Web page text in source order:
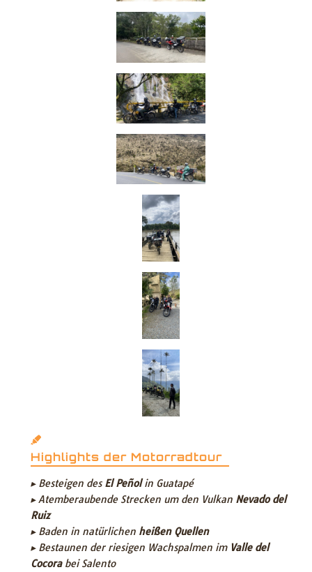
Highlights der Motorradtour
▸ Besteigen des El Peñolin Guatapé
▸ Atemberaubende Strecken um den Vulkan Nevado del
Ruiz
▸ Baden in natürlichen heißen Quellen
▸ Bestaunen der riesigen Wachspalmen im Valle del
Cocorabei Salento